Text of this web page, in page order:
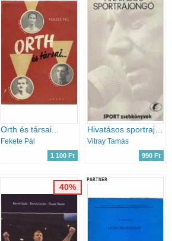
Orth és társai...
Fekete Pál
1 100 Ft
Hivatásos sportrajongó
Vitray Tamás
990 Ft
40%
PARTNER